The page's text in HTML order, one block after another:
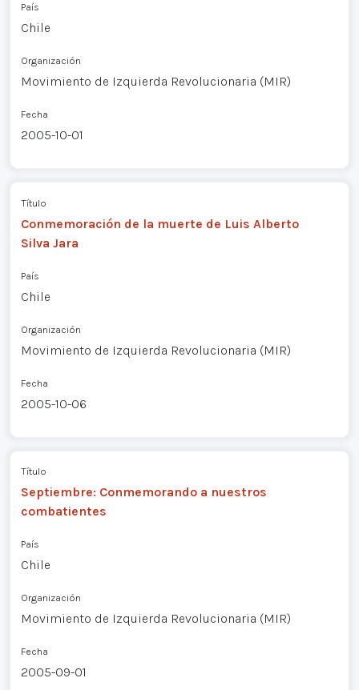
País
Chile
Organización
Movimiento de Izquierda Revolucionaria (MIR)
Fecha
2005-10-01
Título
Conmemoración de la muerte de Luis Alberto
Silva Jara
País
Chile
Organización
Movimiento de Izquierda Revolucionaria (MIR)
Fecha
2005-10-06
Título
Septiembre: Conmemorando a nuestros
combatientes
País
Chile
Organización
Movimiento de Izquierda Revolucionaria (MIR)
Fecha
2005-09-01